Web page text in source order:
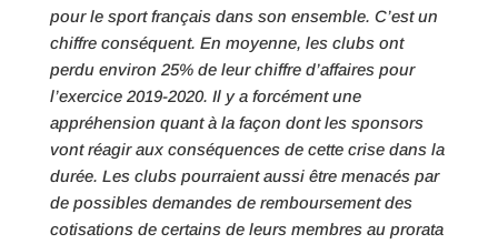
pour le sport français dans son ensemble. C’est un
chiffre conséquent. En moyenne, les clubs ont
perdu environ 25% de leur chiffre d’affaires pour
l’exercice 2019-2020. Il y a forcément une
appréhension quant à la façon dont les sponsors
vont réagir aux conséquences de cette crise dans la
durée. Les clubs pourraient aussi être menacés par
de possibles demandes de remboursement des
cotisations de certains de leurs membres au prorata